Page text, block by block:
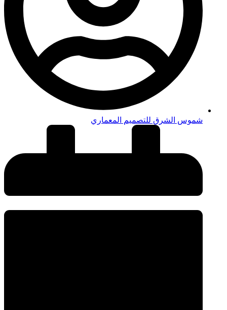
شموس الشرق للتصميم المعماري